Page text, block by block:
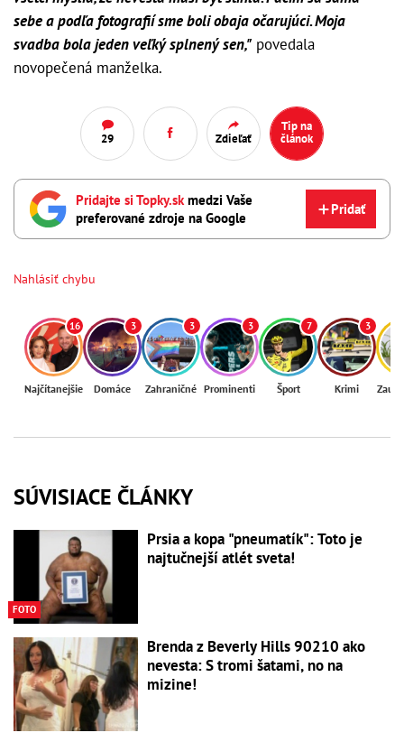
sebe a podľa fotografií sme boli obaja očarujúci. Moja
svadba bola jeden veľký splnený sen," povedala
novopečená manželka.
29 Zdieľať
Tip na
článok
Pridajte si Topky.sk medzi Vaše
preferované zdroje na Google
Pridať
Nahlásiť chybu
16
Najčítanejšie
3
Domáce
3
Zahraničné
3
Prominenti
7
Šport
3
Krimi
SÚVISIACE ČLÁNKY
FOTO
Prsia a kopa "pneumatík": Toto je
najtučnejší atlét sveta!
Brenda z Beverly Hills 90210 ako
nevesta: S tromi šatami, no na
mizine!